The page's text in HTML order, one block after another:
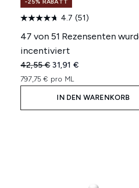
-25% RABATT
4.7 (51)
47 von 51 Rezensenten
incentiviert
Unverbindliche
42,55 € Aktueller Preis:
31,91 €
797,75 € pro ML
IN DEN WARENKORB